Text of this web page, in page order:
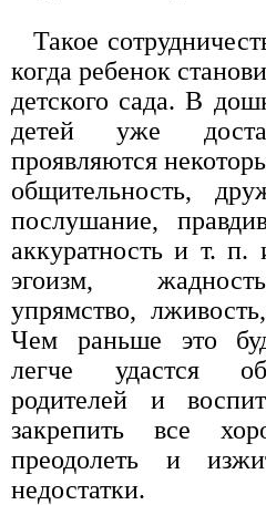
Такое
когда ребенок
детского сада. В
детей уже
проявляются
общительность,
послушание,
аккуратность и т. п.
эгоизм,
упрямство,
Чем раньше это
легче удастся
родителей и
закрепить все
преодолеть и
недостатки.